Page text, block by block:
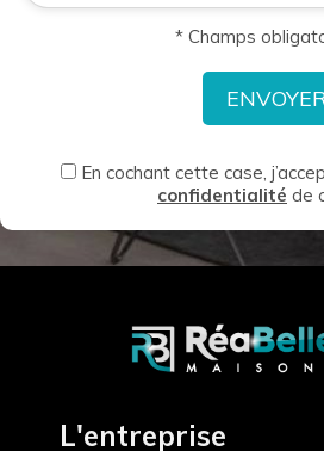
* Champs
En cochant cette case,
confidentialité de
L'entreprise